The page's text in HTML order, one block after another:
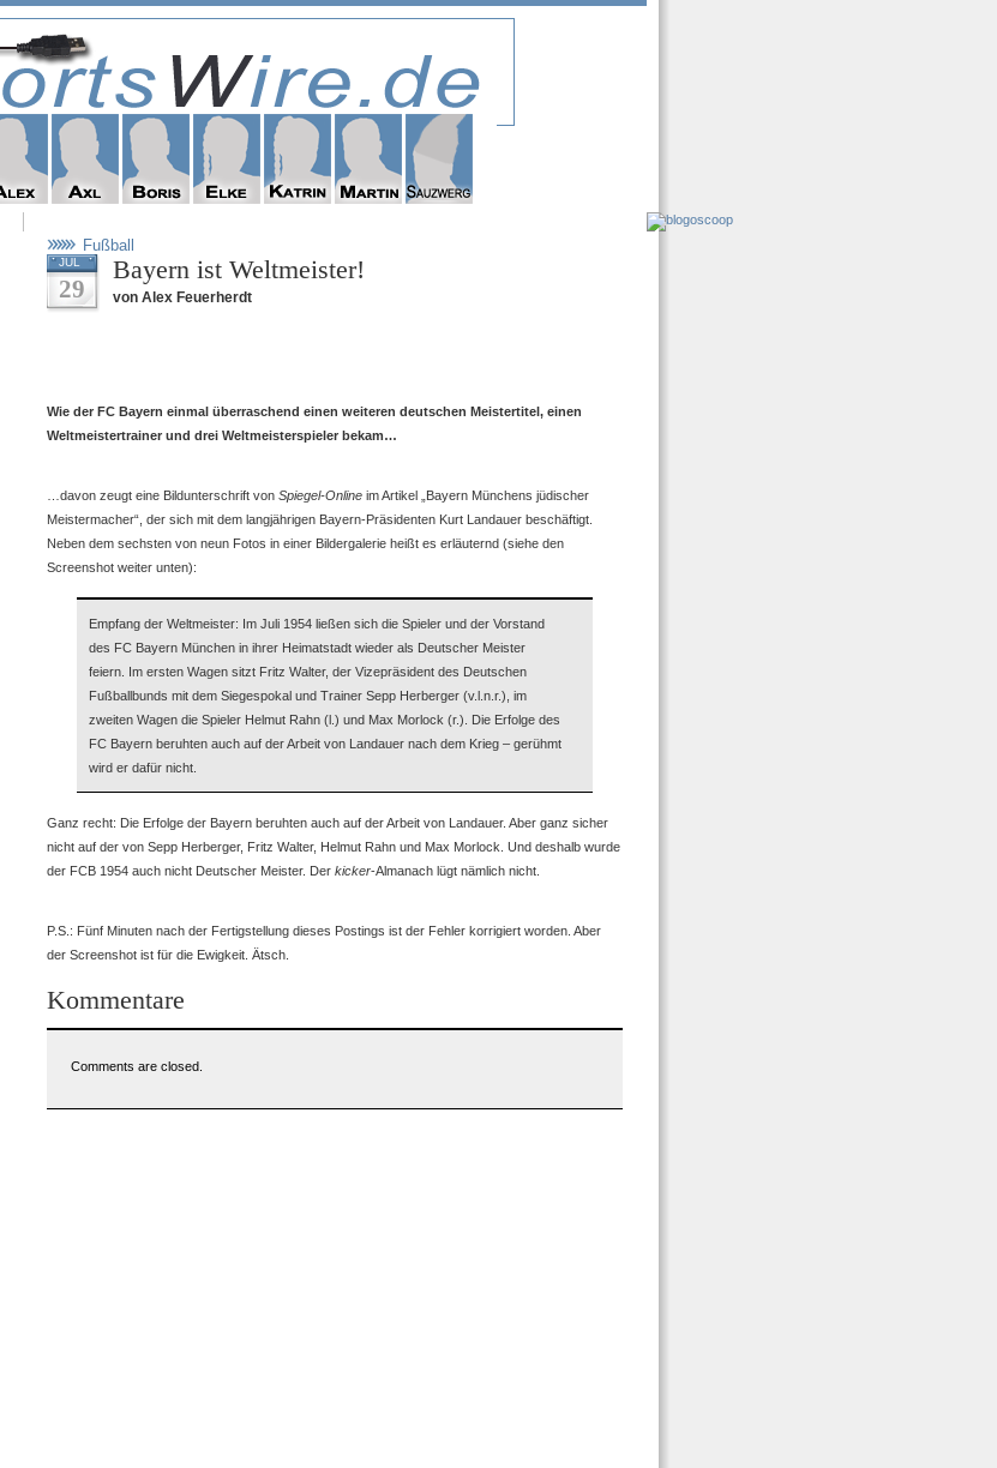
Fußball
JUL
29
Bayern ist Weltmeister!
von Alex Feuerherdt
Wie der FC Bayern einmal überraschend einen weiteren deutschen Meistertitel, einen
Weltmeistertrainer und drei Weltmeisterspieler bekam…
…davon zeugt eine Bildunterschrift von Spiegel-Online im Artikel „Bayern Münchens jüdischer
Meistermacher“, der sich mit dem langjährigen Bayern-Präsidenten Kurt Landauer beschäftigt.
Neben dem sechsten von neun Fotos in einer Bildergalerie heißt es erläuternd (siehe den
Screenshot weiter unten):
Empfang der Weltmeister: Im Juli 1954 ließen sich die Spieler und der Vorstand
des FC Bayern München in ihrer Heimatstadt wieder als Deutscher Meister
feiern. Im ersten Wagen sitzt Fritz Walter, der Vizepräsident des Deutschen
Fußballbunds mit dem Siegespokal und Trainer Sepp Herberger (v.l.n.r.), im
zweiten Wagen die Spieler Helmut Rahn (l.) und Max Morlock (r.). Die Erfolge des
FC Bayern beruhten auch auf der Arbeit von Landauer nach dem Krieg – gerühmt
wird er dafür nicht.
Ganz recht: Die Erfolge der Bayern beruhten auch auf der Arbeit von Landauer. Aber ganz sicher
nicht auf der von Sepp Herberger, Fritz Walter, Helmut Rahn und Max Morlock. Und deshalb wurde
der FCB 1954 auch nicht Deutscher Meister. Der kicker-Almanach lügt nämlich nicht.
P.S.: Fünf Minuten nach der Fertigstellung dieses Postings ist der Fehler korrigiert worden. Aber
der Screenshot ist für die Ewigkeit. Ätsch.
Kommentare
Comments are closed.